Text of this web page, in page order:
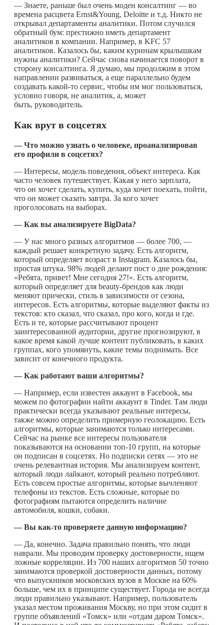
— Знаете, раньше был очень моден консалтинг — во
времена расцвета Ernst&Young, Deloitte и т.д. Никто не
открывал департаменты аналитики. Потом случился
обратный бум: престижно иметь департамент
аналитиков в компании. Например, в KFC 57
аналитиков. Казалось бы, каким куриным крылышкам
нужны аналитики? Сейчас снова начинается поворот в
сторону консалтинга. Я думаю, мы продолжим в этом
направлении развиваться, а еще параллельно будем
создавать какой-то сервис, чтобы им мог пользоваться,
условно говоря, не аналитик, а, может
быть, руководитель.
Как врут в соцсетях
— Что можно узнать о человеке, проанализировав
его профили в соцсетях?
— Интересы, модель поведения, объект интереса. Как
часто человек путешествует. Какая у него зарплата,
что он хочет сделать, купить, куда хочет поехать, пойти,
что он может сказать завтра. За кого хочет
проголосовать на выборах.
— Как вы анализируете BigData?
— У нас много разных алгоритмов — более 700, —
каждый решает конкретную задачу. Есть алгоритм,
который определяет возраст в Instagram. Казалось бы,
простая штука. 98% людей делают пост о дне рождения:
«Ребята, привет! Мне сегодня 27!». Есть алгоритм,
который определяет для beauty-брендов как люди
меняют прически, стиль в зависимости от сезона,
интересов. Есть алгоритмы, которые выделяют факты из
текстов: кто сказал, что сказал, про кого, когда и где.
Есть и те, которые рассчитывают процент
заинтересованной аудитории, другие прогнозируют, в
какое время какой лучше контент публиковать, в каких
группах, кого упомянуть, какие темы поднимать. Все
зависит от конечного продукта.
— Как работают ваши алгоритмы?
— Например, если известен аккаунт в Facebook, мы
можем по фотографии найти аккаунт в Tinder. Там люди
практически всегда указывают реальные интересы,
также можно определить примерную геолокацию. Есть
алгоритмы, которые занимаются только интересами.
Сейчас на рынке все интересы пользователя
показываются на основании топ-10 групп, на которые
он подписан в соцсетях. Но подписки сетях — это не
очень релевантная история. Мы анализируем контент,
который люди лайкают, который реально потребляют.
Есть совсем простые алгоритмы, которые вычленяют
телефоны из текстов. Есть сложные, которые по
фотографиям пытаются определить наличие
автомобиля, кошки, собаки.
— Вы как-то проверяете данную информацию?
— Да, конечно. Задача правильно понять, что люди
наврали. Мы проводим проверку достоверности, ищем
ложные корреляции. Из 700 наших алгоритмов 50 точно
занимаются проверкой достоверности данных, потому
что выпускников московских вузов в Москве на 60%
больше, чем их в принципе существует. Города не всегда
люди правильно указывают. Например, пользователь
указал местом проживания Москву, но при этом сидит в
группе объявлений «Томск» или «отдам даром Томск».